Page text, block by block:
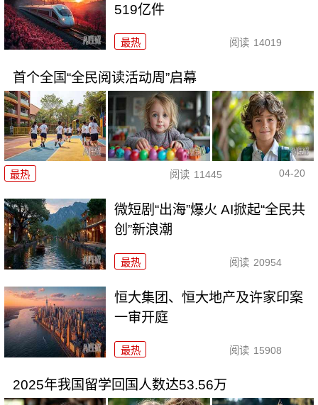
519亿件
最热 阅读 14019
首个全国“全民阅读活动周”启幕
最热 阅读 11445 04-20
微短剧“出海”爆火 AI掀起“全民共
创”新浪潮
最热 阅读 20954
恒大集团、恒大地产及许家印案
一审开庭
最热 阅读 15908
2025年我国留学回国人数达53.56万